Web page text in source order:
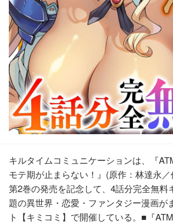
キルタイムコミュニケーションは、『
モテ期が止まらない！』(原作：林達永
第2巻の発売を記念して、4話分完全無料
題の異世界・恋愛・ファンタジー漫画が
ト【キミコミ】で開催している。■『